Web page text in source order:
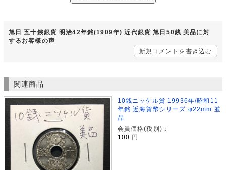
旭日 五十銭銀貨 明治42年銘(1909年) 近代銀貨 旭日50銭 美品に対
するお客様の声
新規コメントを書き込む
関連商品
10銭ニッケル貨 19936年/昭和11
年銘 近海貨幣シリーズ φ22mm 並
品
会員価格(税別)：
100 円